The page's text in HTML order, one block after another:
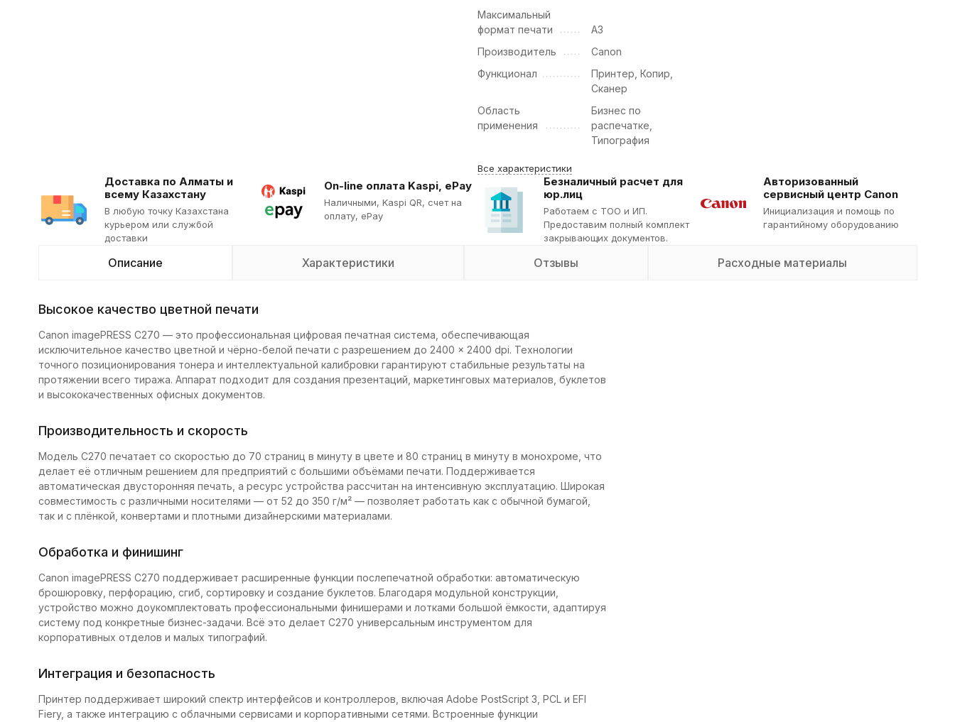
Максимальный
формат печати
А3
Производитель
Canon
Функционал
Принтер, Копир,
Сканер
Область
применения
Бизнес по
распечатке,
Типография
Все характеристики
Доставка по Алматы и
всему Казахстану
В любую точку Казахстана
курьером или службой
доставки
On-line оплата Kaspi, ePay
Наличными, Kaspi QR, cчет на
оплату, ePay
Безналичный расчет для
юр.лиц
Работаем с ТОО и ИП.
Предоставим полный комплект
закрывающих документов.
Авторизованный
сервисный центр Canon
Инициализация и помощь по
гарантийному оборудованию
Описание Характеристики Отзывы Расходные материалы
Высокое качество цветной печати
Canon imagePRESS C270 — это профессиональная цифровая печатная система, обеспечивающая
исключительное качество цветной и чёрно-белой печати с разрешением до 2400 × 2400 dpi. Технологии
точного позиционирования тонера и интеллектуальной калибровки гарантируют стабильные результаты на
протяжении всего тиража. Аппарат подходит для создания презентаций, маркетинговых материалов, буклетов
и высококачественных офисных документов.
Производительность и скорость
Модель C270 печатает со скоростью до 70 страниц в минуту в цвете и 80 страниц в минуту в монохроме, что
делает её отличным решением для предприятий с большими объёмами печати. Поддерживается
автоматическая двусторонняя печать, а ресурс устройства рассчитан на интенсивную эксплуатацию. Широкая
совместимость с различными носителями — от 52 до 350 г/м² — позволяет работать как с обычной бумагой,
так и с плёнкой, конвертами и плотными дизайнерскими материалами.
Обработка и финишинг
Canon imagePRESS C270 поддерживает расширенные функции послепечатной обработки: автоматическую
брошюровку, перфорацию, сгиб, сортировку и создание буклетов. Благодаря модульной конструкции,
устройство можно доукомплектовать профессиональными финишерами и лотками большой ёмкости, адаптируя
систему под конкретные бизнес-задачи. Всё это делает C270 универсальным инструментом для
корпоративных отделов и малых типографий.
Интеграция и безопасность
Принтер поддерживает широкий спектр интерфейсов и контроллеров, включая Adobe PostScript 3, PCL и EFI
Fiery, а также интеграцию с облачными сервисами и корпоративными сетями. Встроенные функции